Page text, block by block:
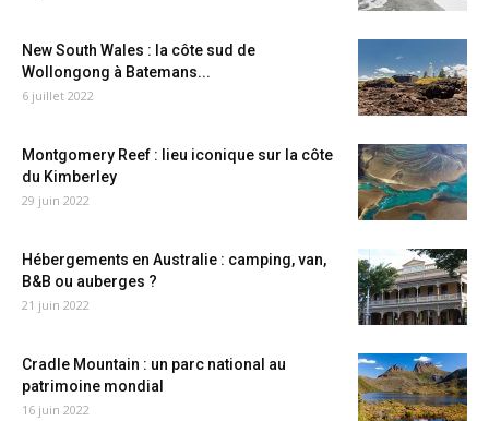
New South Wales : la côte sud de
Wollongong à Batemans...
6 juillet 2022
Montgomery Reef : lieu iconique sur la côte
du Kimberley
29 juin 2022
Hébergements en Australie : camping, van,
B&B ou auberges ?
21 juin 2022
Cradle Mountain : un parc national au
patrimoine mondial
16 juin 2022